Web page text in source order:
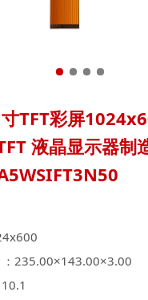
TFT彩屏
液晶显示器制
235.00×143.00×3.00